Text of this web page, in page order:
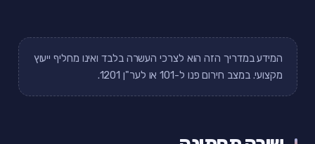
המידע במדריך הזה הוא לצרכי העשרה בלבד ואינו מחליף ייעוץ
מקצועי. במצב חירום פנו ל-101 או לער"ן 1201.